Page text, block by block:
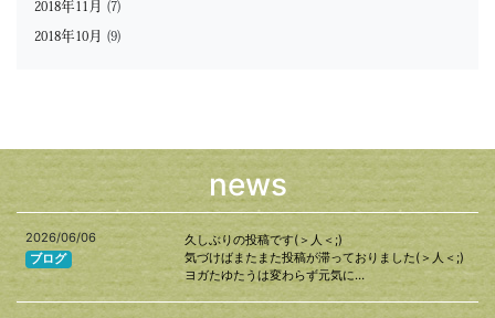
2018年11月 (7)
2018年10月 (9)
news
2026/06/06
ブログ
久しぶりの投稿です(＞人＜;)
気づけばまたまた投稿が滞っておりました(＞人＜;)
ヨガたゆたうは変わらず元気に…